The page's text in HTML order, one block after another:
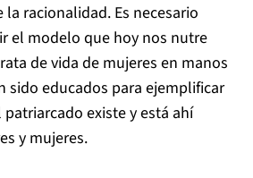
racionalidad. Es necesario
el modelo que hoy nos nutre
de vida de mujeres en manos
sido educados para ejemplificar
existe y está ahí
y mujeres.